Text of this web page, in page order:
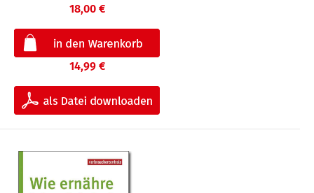
18,00 €
14,99 €